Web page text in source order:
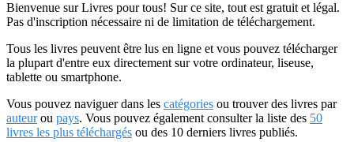
Bienvenue sur Livres pour tous! Sur ce site, tout est gratuit et légal.
Pas d'inscription nécessaire ni de limitation de téléchargement.
Tous les livres peuvent être lus en ligne et vous pouvez télécharger
la plupart d'entre eux directement sur votre ordinateur, liseuse,
tablette ou smartphone.
Vous pouvez naviguer dans les catégories ou trouver des livres par
auteurou pays. Vous pouvez également consulter la liste des 50
livres les plus téléchargés ou des 10 derniers livres publiés.